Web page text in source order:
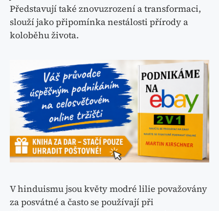
Představují také znovuzrození a transformaci,
slouží jako připomínka nestálosti přírody a
koloběhu života.
V hinduismu jsou květy modré lilie považovány
za posvátné a často se používají při